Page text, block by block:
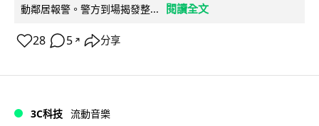
動鄰居報警。警方到場揭發整...
閱讀全文
28 5 ↗ 分享
3C科技 流動音樂